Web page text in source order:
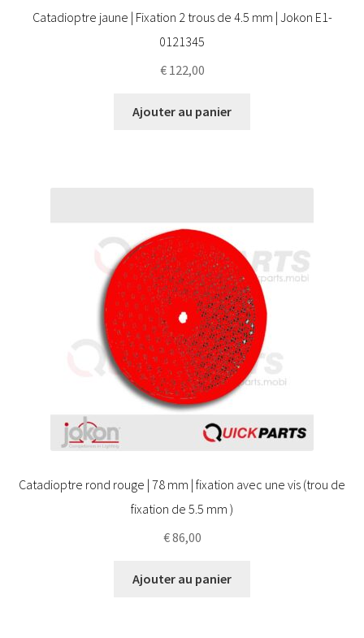
Catadioptre jaune | Fixation 2 trous de 4.5 mm | Jokon E1-
0121345
€122,00
Ajouter au panier
Catadioptre rond rouge | 78 mm | fixation avec une vis (trou de
fixation de 5.5 mm )
€86,00
Ajouter au panier